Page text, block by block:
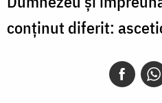
conținut diferit: